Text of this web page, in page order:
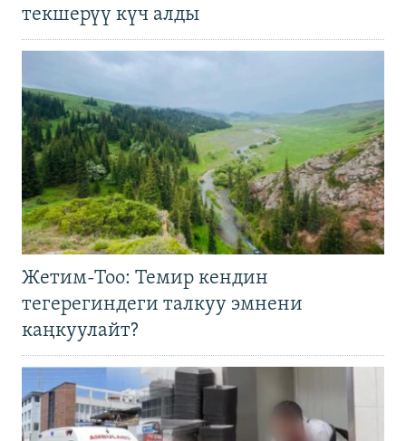
текшерүү күч алды
Жетим-Тоо: Темир кендин
тегерегиндеги талкуу эмнени
каңкуулайт?